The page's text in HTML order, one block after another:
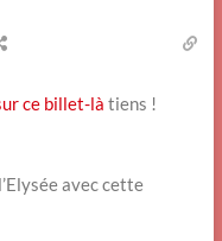
ce billet-là tiens !
avec cette